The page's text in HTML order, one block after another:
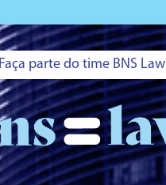
Faça parte do time BNS Law